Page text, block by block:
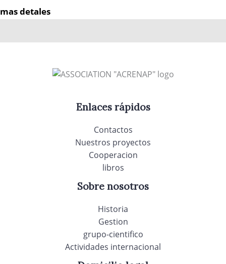
mas detales
Enlaces rápidos
Contactos
Nuestros proyectos
Cooperacion
libros
Sobre nosotros
Historia
Gestion
grupo-cientifico
Actividades internacional